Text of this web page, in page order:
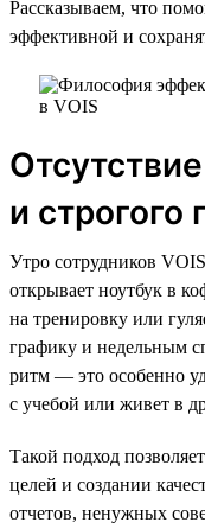
Рассказываем, что
эффективной и
и строгого
Утро сотрудников
открывает ноутбук в
на тренировку или
графику и недельным
ритм — это особенно
с учебой или живет в
Такой подход
целей и создании
отчетов, ненужных